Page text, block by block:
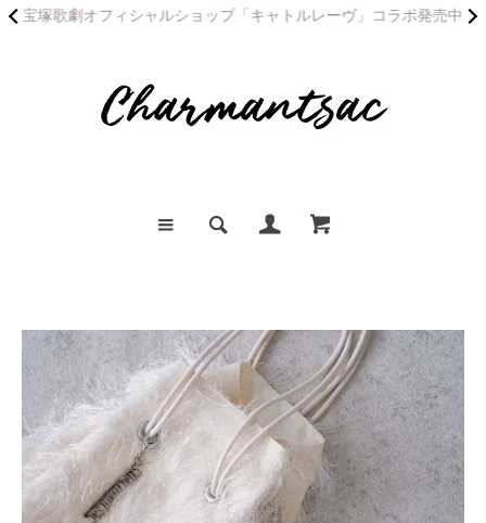
宝塚歌劇オフィシャルショップ「キャトルレーヴ」コラボ発売中